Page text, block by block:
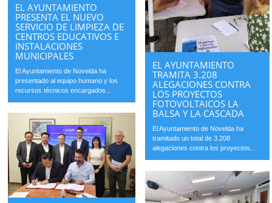
EL AYUNTAMIENTO
TRAMITA 3.208
ALEGACIONES CONTRA
LOS PROYECTOS
FOTOVOLTAICOS LA
BALSA Y LA CASCADA
El Ayuntamiento de Novelda ha
tramitado un total de 3.208
alegaciones contra los proyectos...
EL AYUNTAMIENTO
PRESENTA EL NUEVO
SERVICIO DE LIMPIEZA DE
CENTROS EDUCATIVOS E
INSTALACIONES
MUNICIPALES
El Ayuntamiento de Novelda ha
presentado al equipo humano y los
recursos técnicos encargados...